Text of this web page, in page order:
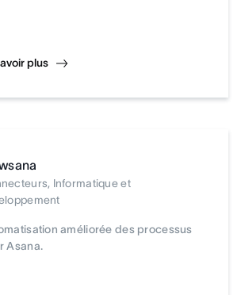
plus
Informatique et
améliorée des processus
Asana.